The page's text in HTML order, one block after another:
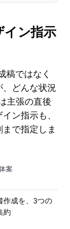
イン指示
稿ではなく
どんな状況
主張の直後
ン指示も、
で指定しま
案
作成を、3つの
約